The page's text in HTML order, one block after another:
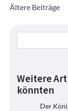
Ältere Beiträge
Weitere
könnten
Der